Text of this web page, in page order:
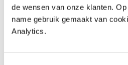
de wensen van onze klanten.
name gebruik gemaakt van
Analytics.
Pfeil 1Se-10